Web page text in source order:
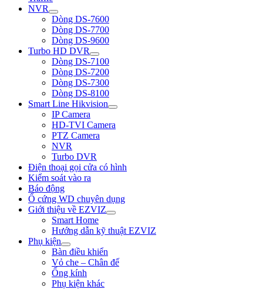
NVR
Dòng DS-7600
Dòng DS-7700
Dòng DS-9600
Turbo HD DVR
Dòng DS-7100
Dòng DS-7200
Dòng DS-7300
Dòng DS-8100
Smart Line Hikvision
IP Camera
HD-TVI Camera
PTZ Camera
NVR
Turbo DVR
Điện thoại gọi cửa có hình
Kiểm soát vào ra
Báo động
Ổ cứng WD chuyên dụng
Giới thiệu về EZVIZ
Smart Home
Hướng dẫn kỹ thuật EZVIZ
Phụ kiện
Bàn điều khiển
Vỏ che – Chân đế
Ống kính
Phụ kiện khác